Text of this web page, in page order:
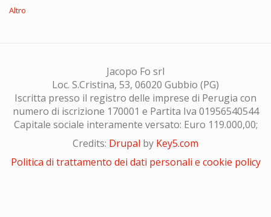
Altro
Jacopo Fo srl
Loc. S.Cristina, 53, 06020 Gubbio (PG)
Iscritta presso il registro delle imprese di Perugia con
numero di iscrizione 170001 e Partita Iva 01956540544
Capitale sociale interamente versato: Euro 119.000,00;
Credits: Drupal by Key5.com
Politica di trattamento dei dati personali e cookie policy